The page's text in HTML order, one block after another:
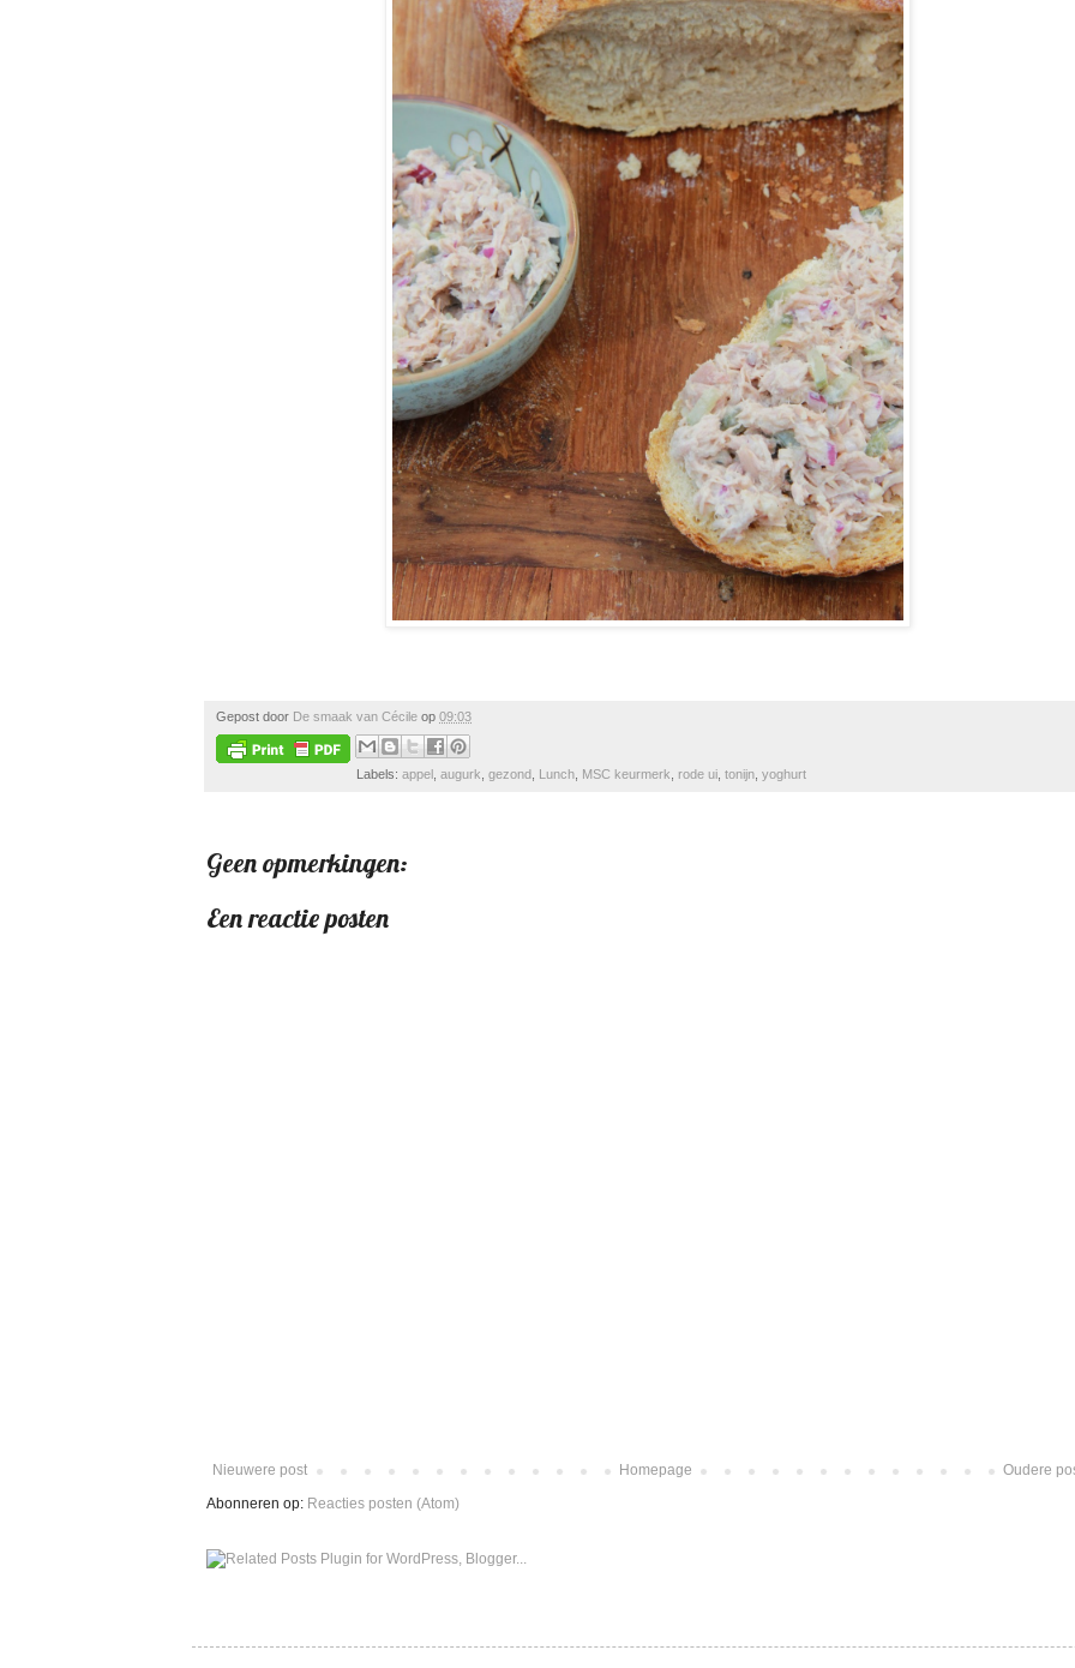
Gepost door De smaak van Cécile op 09:03
Labels:appel ,augurk ,gezond Lunch MSC keurmerk rode ui ,tonijn ,yoghurt
Geen opmerkingen:
Een reactie posten
Nieuwere post Oudere
Homepage
Abonneren op: Reacties posten (Atom)